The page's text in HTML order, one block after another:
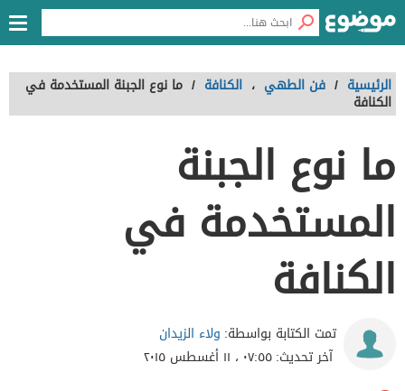
الرئيسية / فن الطهي ، الكنافة / ما نوع الجبنة المستخدمة في
الكنافة
ما نوع الجبنة
المستخدمة في
الكنافة
تمت الكتابة بواسطة: ولاء الزيدان
آخر تحديث:٠٧:٥٥ ، ١١ أغسطس ٢٠١٥